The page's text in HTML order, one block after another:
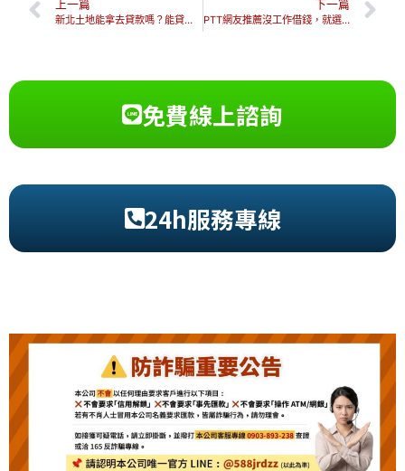
上一篇
新北土地能拿去貸款嗎？能貸多少錢？推薦3分鐘一次看融資辦法！
下一篇
PTT網友推薦沒工作借錢，就選台北證件借款！7招看懂借款陷阱！
免費線上諮詢
24h服務專線